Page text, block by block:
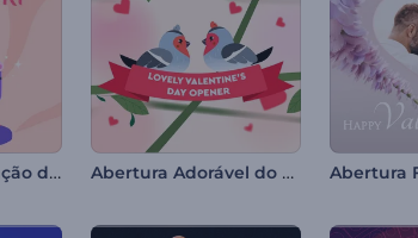
Vídeo de Celebração do Maha Shivratri Abertura Adorável do Dia dos Namorados